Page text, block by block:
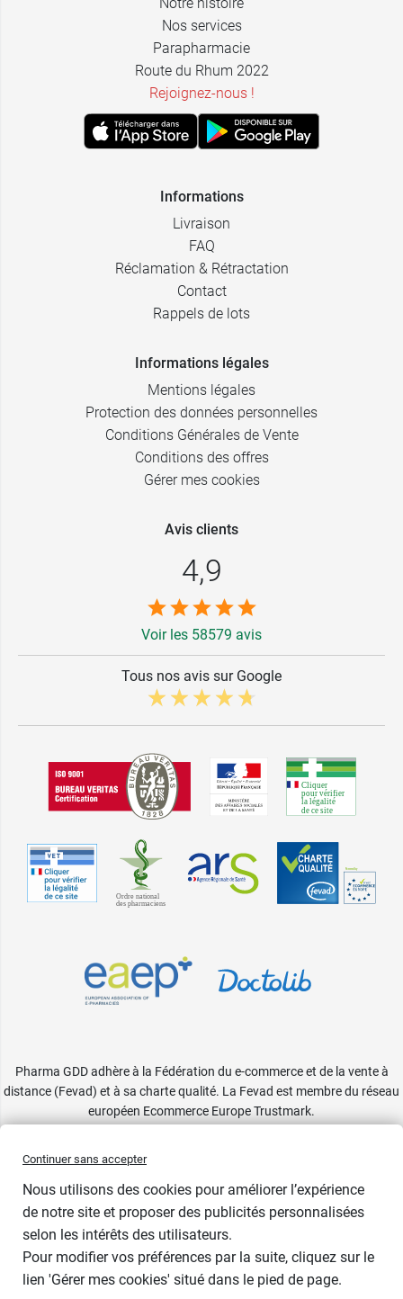
Nos services
Parapharmacie
Route du Rhum 2022
Rejoignez-nous !
Informations
Livraison
FAQ
Réclamation & Rétractation
Contact
Rappels de lots
Informations légales
Mentions légales
Protection des données personnelles
Conditions Générales de Vente
Conditions des offres
Gérer mes cookies
Avis clients
4,9
Voir les 58579 avis
Tous nos avis sur Google
Pharma GDD adhère à la Fédération du e-commerce et de la vente à
distance (Fevad) et à sa charte qualité. La Fevad est membre du réseau
européen Ecommerce Europe Trustmark.
Continuer sans accepter
Nous utilisons des cookies pour améliorer l’expérience
de notre site et proposer des publicités personnalisées
selon les intérêts des utilisateurs.
Pour modifier vos préférences par la suite, cliquez sur le
lien 'Gérer mes cookies' situé dans le pied de page.